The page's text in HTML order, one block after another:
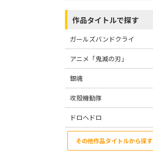
作品タイトルで探す
ガールズバンドクライ
アニメ「鬼滅の刃」
銀魂
攻殻機動隊
ドロヘドロ
その他作品タイトルから探す